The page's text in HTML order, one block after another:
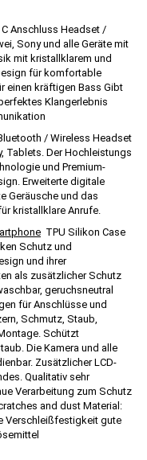
Anschluss Headset /
Sony und alle Geräte mit
mit kristallklarem und
für komfortable
einen kräftigen Bass Gibt
Klangerlebnis
/ Wireless Headset
Tablets. Der Hochleistungs
und Premium-
Erweiterte digitale
Geräusche und das
kristallklare Anrufe.
TPU Silikon Case
Schutz und
und ihrer
als zusätzlicher Schutz
geruchsneutral
für Anschlüsse und
Schmutz, Staub,
Schützt
Die Kamera und alle
Zusätzlicher LCD-
Qualitativ sehr
Verarbeitung zum Schutz
and dust Material:
Verschleißfestigkeit gute